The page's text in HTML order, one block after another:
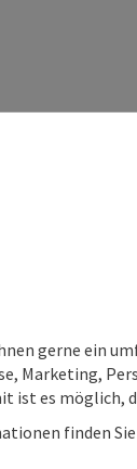
gerne ein
Marketing,
ist es möglich,
finden